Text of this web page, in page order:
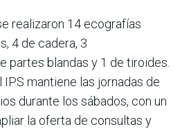
realizaron 14 ecografías
4 de cadera, 3
partes blandas y 1 de tiroides.
IPS mantiene las jornadas de
durante los sábados, con un
la oferta de consultas y